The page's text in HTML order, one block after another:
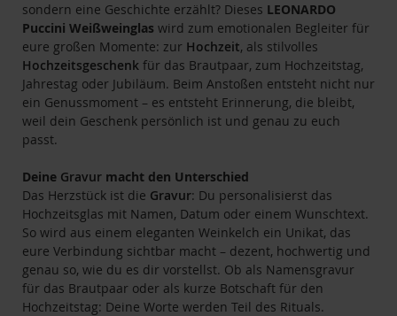
sondern eine Geschichte erzählt? Dieses LEONARDO
Puccini Weißweinglas wird zum emotionalen Begleiter für
eure großen Momente: zur Hochzeit, als stilvolles
Hochzeitsgeschenk für das Brautpaar, zum Hochzeitstag,
Jahrestag oder Jubiläum. Beim Anstoßen entsteht nicht nur
ein Genussmoment – es entsteht Erinnerung, die bleibt,
weil dein Geschenk persönlich ist und genau zu euch
passt.
Deine Gravur macht den Unterschied
Das Herzstück ist die Gravur: Du personalisierst das
Hochzeitsglas mit Namen, Datum oder einem Wunschtext.
So wird aus einem eleganten Weinkelch ein Unikat, das
eure Verbindung sichtbar macht – dezent, hochwertig und
genau so, wie du es dir vorstellst. Ob als Namensgravur
für das Brautpaar oder als kurze Botschaft für den
Hochzeitstag: Deine Worte werden Teil des Rituals.